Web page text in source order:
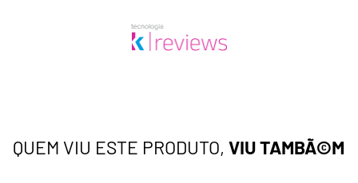
QUEM VIU ESTE PRODUTO, VIU TAMBÃ©M